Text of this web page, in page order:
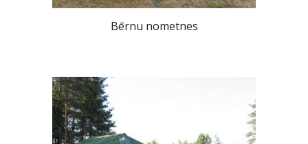
Bērnu nometnes